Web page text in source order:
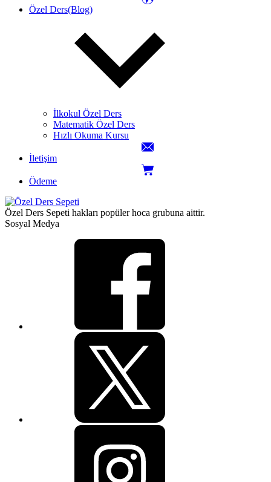
Özel Ders(Blog)
İlkokul Özel Ders
Matematik Özel Ders
Hızlı Okuma Kursu
İletişim
Ödeme
Özel Ders Sepeti hakları popüler hoca grubuna aittir.
Sosyal Medya